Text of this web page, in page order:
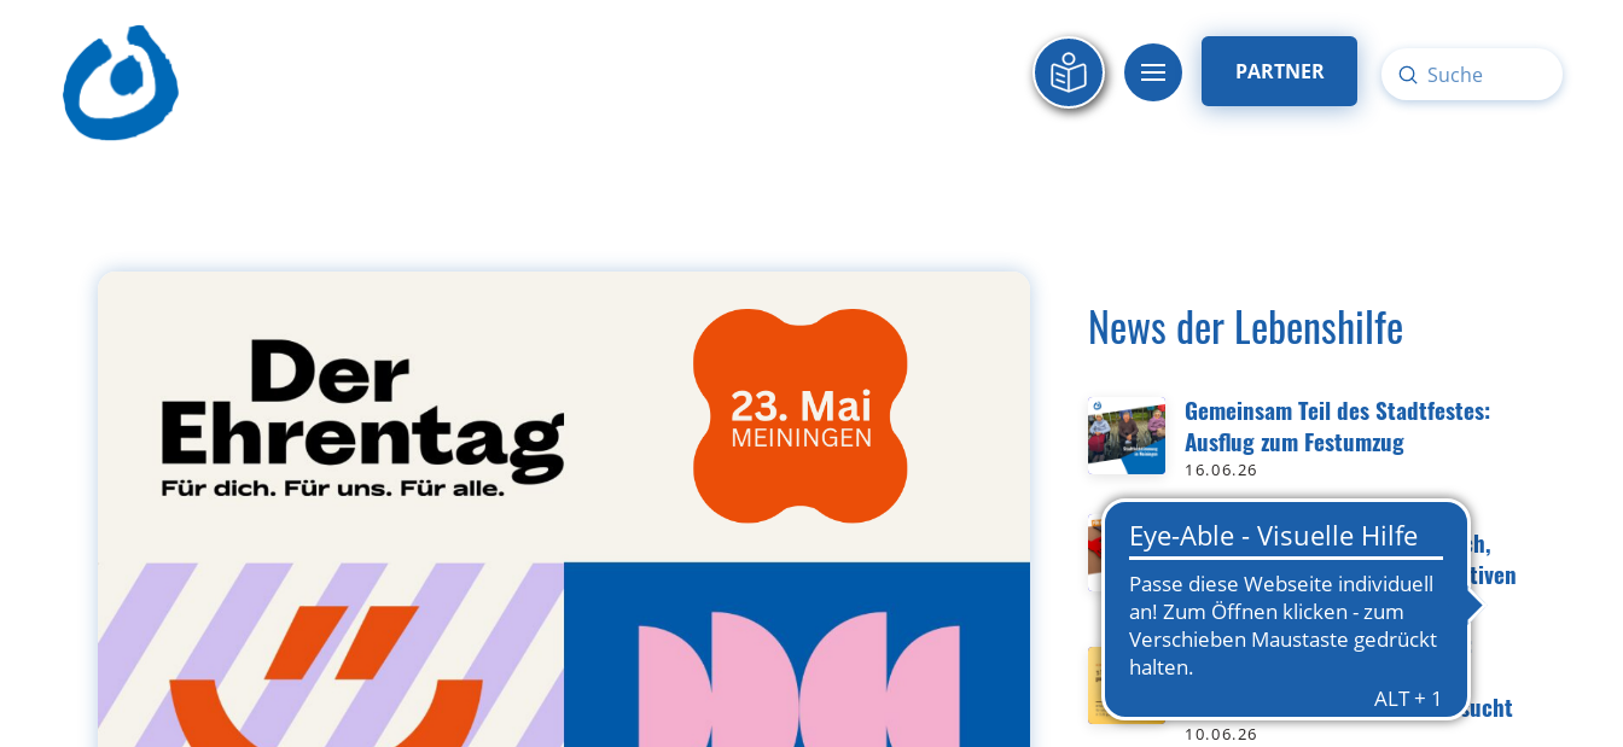
PARTNER
Search
Submit
News der Lebenshilfe
Gemeinsam Teil des Stadtfestes:
Ausflug zum Festumzug
16.06.26
8. Inklusions-Stammtisch in
Meiningen: Raum für Austausch,
Begegnung und neue Perspektiven
15.06.26
Gemeinsam gegen Einsamkeit:
Ehrenamtliche für
Begegnungsstätte in Suhl gesucht
10.06.26